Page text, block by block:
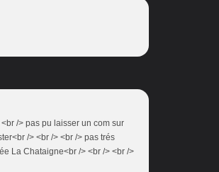
/> pas pu laisser un com sur
/> <br /> <br /> pas trés
La Chataigne<br /> <br /> <br />